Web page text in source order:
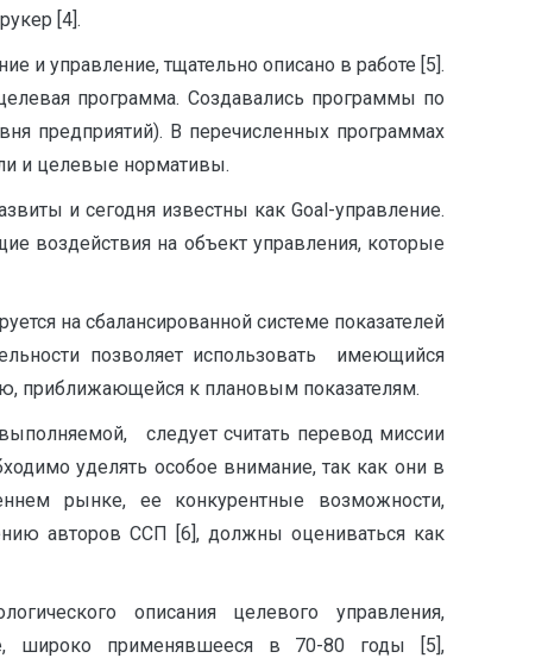
[4].
и управление, тщательно описано в работе [5].
программа. Создавались программы по
предприятий). В перечисленных программах
и целевые нормативы.
и сегодня известны как Goal-управление.
воздействия на объект управления, которые
на сбалансированной системе показателей
позволяет использовать имеющийся
приближающейся к плановым показателям.
следует считать перевод миссии
уделять особое внимание, так как они в
рынке, ее конкурентные возможности,
авторов ССП [6], должны оцениваться как
описания целевого управления,
широко применявшееся в 70-80 годы [5],